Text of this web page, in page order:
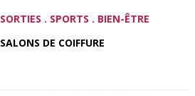
SORTIES . SPORTS . BIEN-ÊTRE
SALONS DE COIFFURE